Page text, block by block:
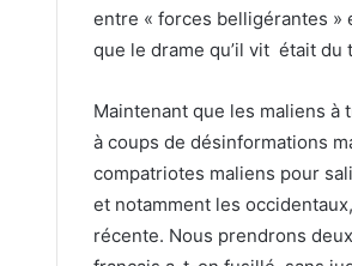
entre « forces belligérantes »
que le drame qu’il vit était du
Maintenant que les maliens à
à coups de désinformations
compatriotes maliens pour
et notamment les
récente. Nous prendrons